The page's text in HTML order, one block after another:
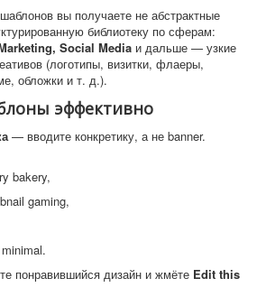
вы получаете не абстрактные
библиотеку по сферам:
Social Media и дальше — узкие
(логотипы, визитки, флаеры,
обложки и т. д.).
эффективно
— вводите конкретику, а не banner.
bakery,
gaming,
понравившийся дизайн и жмёте Edit this